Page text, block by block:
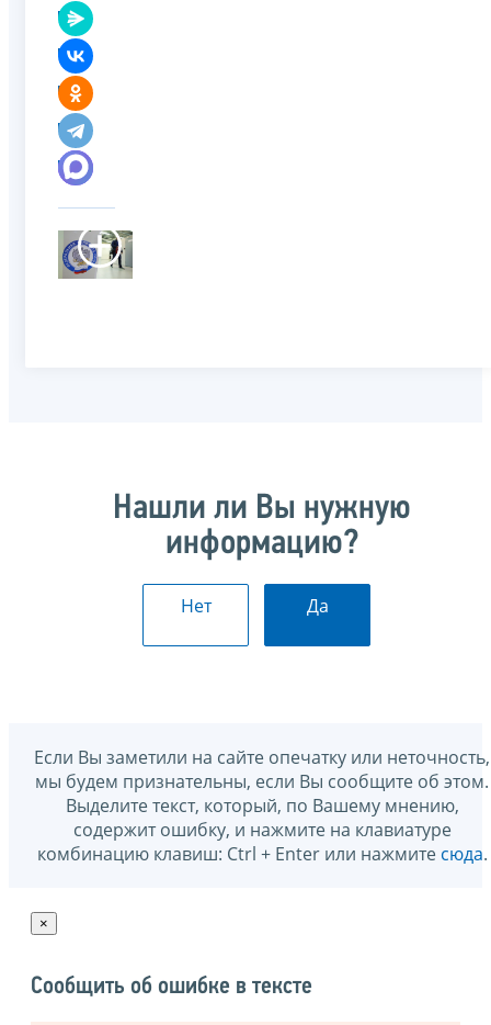
Нашли ли Вы нужную
информацию?
Нет Да
Если Вы заметили на сайте опечатку или неточность,
мы будем признательны, если Вы сообщите об этом.
Выделите текст, который, по Вашему мнению,
содержит ошибку, и нажмите на клавиатуре
комбинацию клавиш: Ctrl + Enter или нажмите сюда.
×
Сообщить об ошибке в тексте